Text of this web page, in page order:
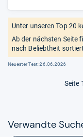
Unter unseren Top 20
Ab der nächsten Seite
nach Beliebtheit
Neuester Test:26.06.2026
Seite
Ver­wandte